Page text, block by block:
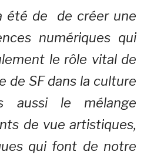
été de de créer une
numériques qui
le rôle vital de
de SF dans la culture
aussi le mélange
de vue artistiques,
qui font de notre